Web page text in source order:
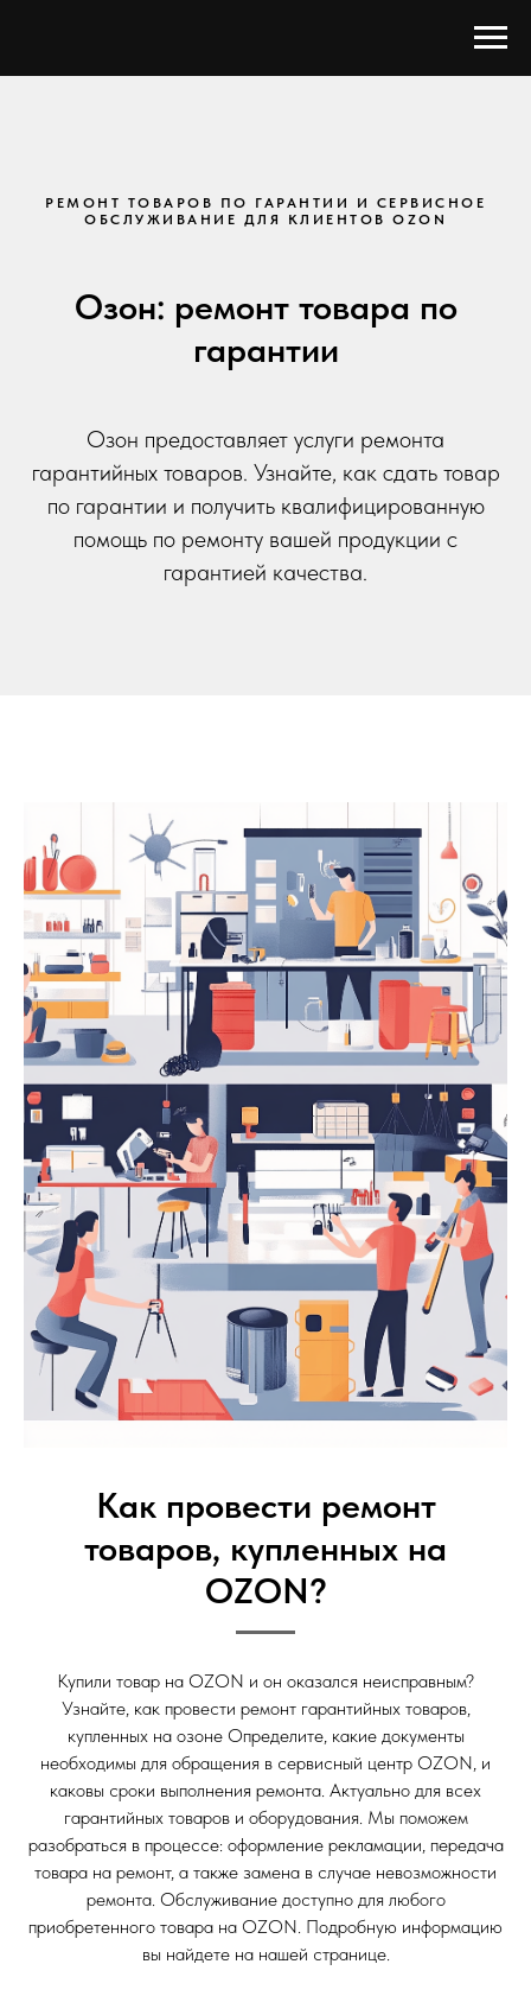
РЕМОНТ ТОВАРОВ ПО ГАРАНТИИ И СЕРВИСНОЕ
ОБСЛУЖИВАНИЕ ДЛЯ КЛИЕНТОВ OZON
Озон: ремонт товара по
гарантии
Озон предоставляет услуги ремонта
гарантийных товаров. Узнайте, как сдать товар
по гарантии и получить квалифицированную
помощь по ремонту вашей продукции с
гарантией качества.
Как провести ремонт
товаров, купленных на
OZON?
Купили товар на OZON и он оказался неисправным?
Узнайте, как провести ремонт гарантийных товаров,
купленных на озоне Определите, какие документы
необходимы для обращения в сервисный центр OZON, и
каковы сроки выполнения ремонта. Актуально для всех
гарантийных товаров и оборудования. Мы поможем
разобраться в процессе: оформление рекламации, передача
товара на ремонт, а также замена в случае невозможности
ремонта. Обслуживание доступно для любого
приобретенного товара на OZON. Подробную информацию
вы найдете на нашей странице.